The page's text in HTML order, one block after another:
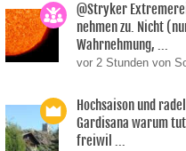
@Stryker
nehmen zu. Nicht
Wahrnehmung, ...
vor 2 Stunden von
Hochsaison und
Gardisana warum
freiwil ...